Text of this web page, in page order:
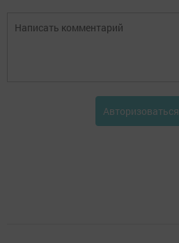
Авторизоваться